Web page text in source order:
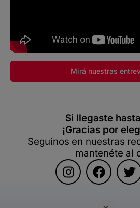
Mirá nuestras
Si llegaste
¡Gracias por
Seguínos en nuestras
mantenéte al